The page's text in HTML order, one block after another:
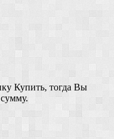
Купить, тогда Вы